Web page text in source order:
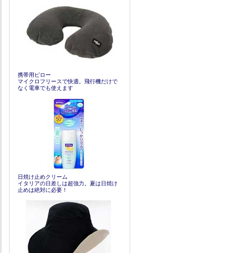
携帯用ピロー
マイクロフリースで快適。飛行機だけで
なく電車でも使えます
日焼け止めクリーム
イタリアの日差しは超強力。夏は日焼け
止めは絶対に必要！